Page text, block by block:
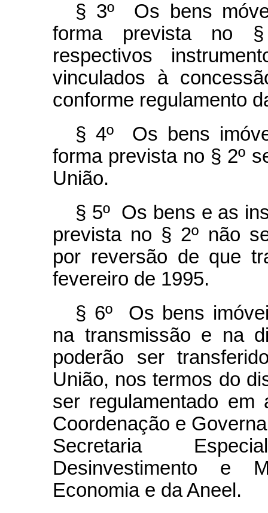
§ 3º Os bens
forma prevista no
respectivos
vinculados à
conforme regulamento
§ 4º Os bens
forma prevista no § 2º
União.
§ 5º Os bens e as
prevista no § 2º não
por reversão de que
fevereiro de 1995.
§ 6º Os bens
na transmissão e na
poderão ser
União, nos termos do
ser regulamentado em
Coordenação e
Secretaria
Desinvestimento e
Economia e da Aneel.